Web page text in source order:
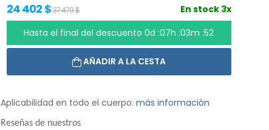
En stock 3x
24 402 $37 479 $
Hasta el final del descuento 0d :07h :03m :50
AÑADIR A LA CESTA
Aplicabilidad en todo el cuerpo: más información
Reseñas de nuestros